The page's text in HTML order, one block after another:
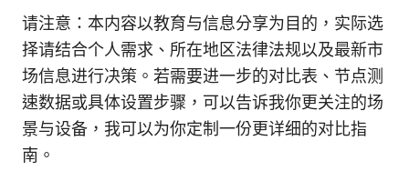
请注意：本内容以教育与信息分享为目的，实际选
择请结合个人需求、所在地区法律法规以及最新市
场信息进行决策。若需要进一步的对比表、节点测
速数据或具体设置步骤，可以告诉我你更关注的场
景与设备，我可以为你定制一份更详细的对比指
南。